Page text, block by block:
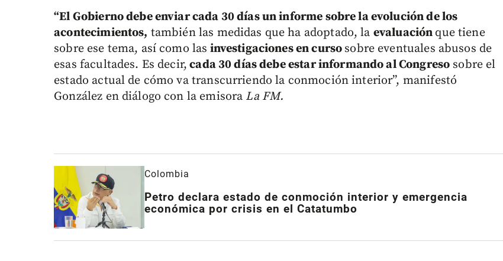
“El Gobierno debe enviar cada 30 días un informe sobre la evolución de los
acontecimientos, también las medidas que ha adoptado, la evaluación que tiene
sobre ese tema, así como las investigaciones en curso sobre eventuales abusos de
esas facultades. Es decir, cada 30 días debe estar informando al Congreso sobre el
estado actual de cómo va transcurriendo la conmoción interior”, manifestó
González en diálogo con la emisora La FM.
Colombia
Petro declara estado de conmoción interior y emergencia
económica por crisis en el Catatumbo